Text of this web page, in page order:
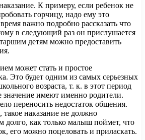
К примеру, если ребенок не
горчицу, надо ему это
важно подробно рассказать что
в следующий раз он прислушается
детям можно предоставить
может стать и простое
Это будет одним из самых серьезных
возраста, т. к. в этот период
имеют именно родители.
переносить недостаток общения.
наказание не должно
долго, как только малыш поймет, что
его можно поцеловать и приласкать.